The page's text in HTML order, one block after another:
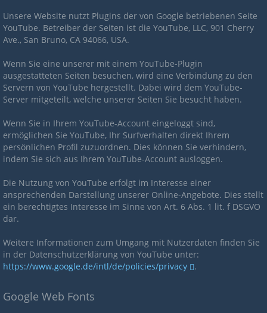
Unsere Website nutzt Plugins der von Google betriebenen Seite
YouTube. Betreiber der Seiten ist die YouTube, LLC, 901 Cherry
Ave., San Bruno, CA 94066, USA.
Wenn Sie eine unserer mit einem YouTube-Plugin
ausgestatteten Seiten besuchen, wird eine Verbindung zu den
Servern von YouTube hergestellt. Dabei wird dem YouTube-
Server mitgeteilt, welche unserer Seiten Sie besucht haben.
Wenn Sie in Ihrem YouTube-Account eingeloggt sind,
ermöglichen Sie YouTube, Ihr Surfverhalten direkt Ihrem
persönlichen Profil zuzuordnen. Dies können Sie verhindern,
indem Sie sich aus Ihrem YouTube-Account ausloggen.
Die Nutzung von YouTube erfolgt im Interesse einer
ansprechenden Darstellung unserer Online-Angebote. Dies stellt
ein berechtigtes Interesse im Sinne von Art. 6 Abs. 1 lit. f DSGVO
dar.
Weitere Informationen zum Umgang mit Nutzerdaten finden Sie
in der Datenschutzerklärung von YouTube unter:
https://www.google.de/intl/de/policies/privacy
.
Google Web Fonts